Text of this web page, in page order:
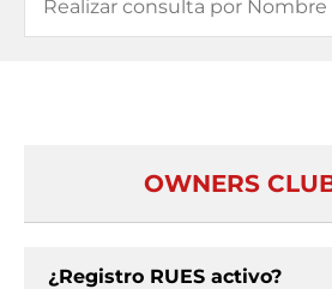
OWNERS
¿Registro RUES activo?